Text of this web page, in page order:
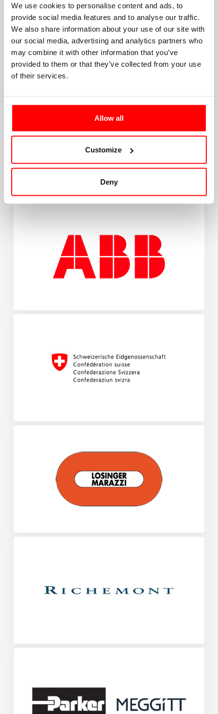
We use cookies to personalise content and ads, to
provide social media features and to analyse our traffic.
We also share information about your use of our site with
our social media, advertising and analytics partners who
may combine it with other information that you’ve
provided to them or that they’ve collected from your use
of their services.
Allow all
Customize
Deny